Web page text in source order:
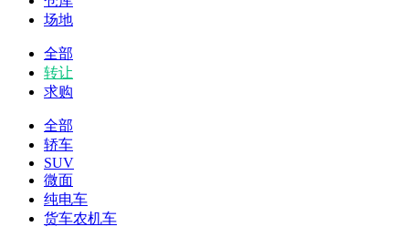
场地
全部
转让
求购
全部
轿车
SUV
微面
纯电车
货车农机车